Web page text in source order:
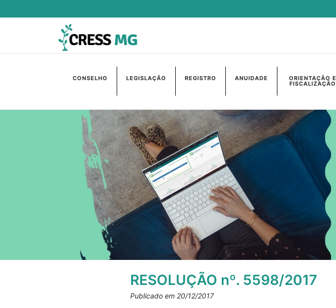
CONSELHO LEGISLAÇÃO REGISTRO ANUIDADE ORIENTAÇÃO E
FISCALIZAÇÃO
RESOLUÇÃO nº. 5598/2017
Publicado em 20/12/2017